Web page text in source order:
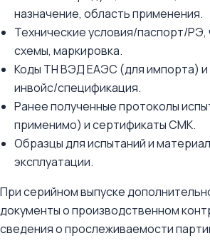
назначение, область применения.
Технические условия/паспорт/РЭ,
схемы, маркировка.
Коды ТН ВЭД ЕАЭС (для импорта)
инвойс/спецификация.
Ранее полученные протоколы
применимо) и сертификаты СМК.
Образцы для испытаний и
эксплуатации.
При серийном выпуске
документы о производственном
сведения о прослеживаемости